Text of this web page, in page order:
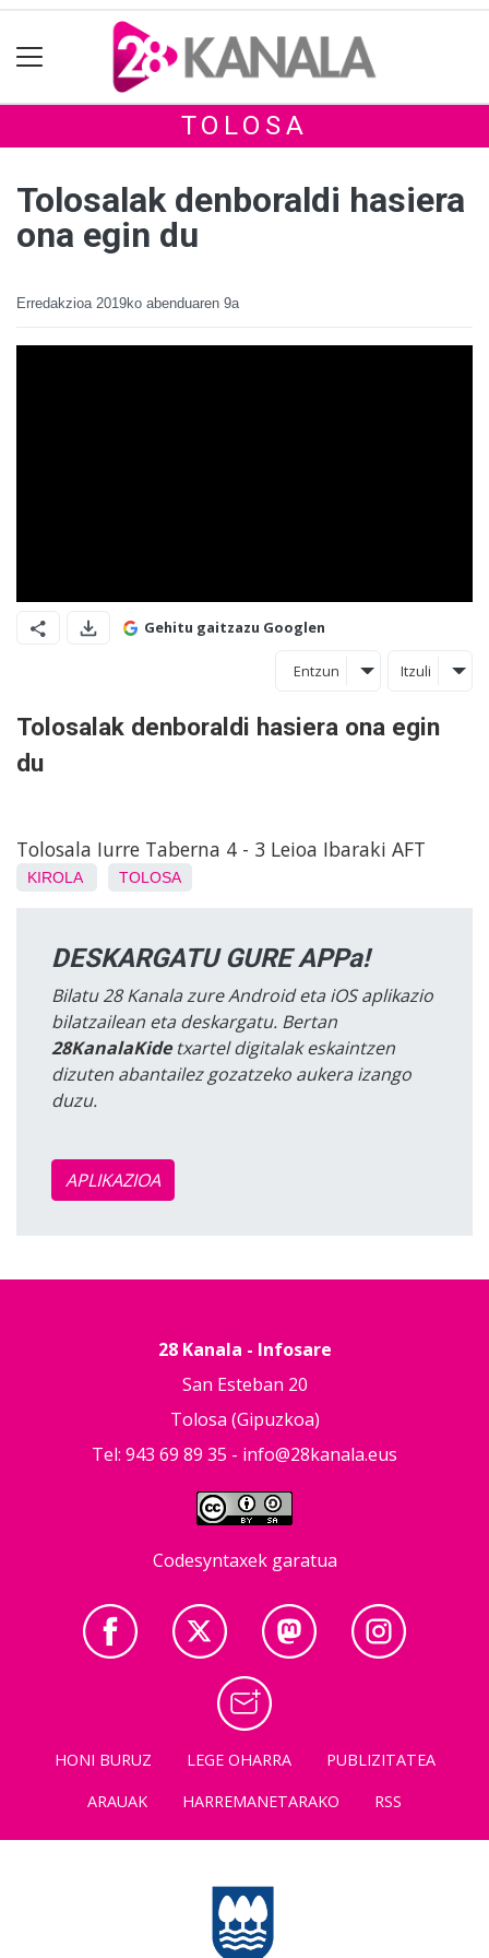
TOLOSA
Tolosalak denboraldi hasiera
ona egin du
Erredakzioa 2019ko abenduaren 9a
Gehitu gaitzazu Googlen
Entzun Itzuli
Tolosalak denboraldi hasiera ona egin
du
Tolosala Iurre Taberna 4 - 3 Leioa Ibaraki AFT
KIROLA TOLOSA
DESKARGATU GURE APPa!
Bilatu 28 Kanala zure Android eta iOS aplikazio
bilatzailean eta deskargatu. Bertan
28KanalaKidetxartel digitalak eskaintzen
dizuten abantailez gozatzeko aukera izango
duzu.
APLIKAZIOA
28 Kanala - Infosare
San Esteban 20
Tolosa (Gipuzkoa)
Tel: 943 69 89 35 - info@28kanala.eus
Codesyntaxek garatua
HONI BURUZ LEGE OHARRA
PUBLIZITATEA
ARAUAK
HARREMANETARAKO RSS